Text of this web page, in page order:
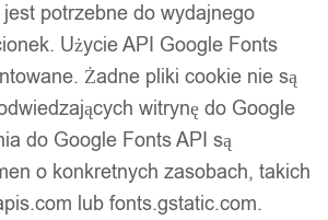
od 90 zł
14:00 wysyłamy tego samego dnia.
14:00 wysyłamy tego samego dnia.
potrzebne do wydajnego
Użycie API Google Fonts
Żadne pliki cookie nie są
witrynę do Google
do Google Fonts API są
o konkretnych zasobach, takich
lub fonts.gstatic.com.